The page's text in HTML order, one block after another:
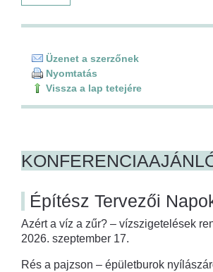
Üzenet a szerzőnek
Nyomtatás
Vissza a lap tetejére
Építész Tervezői
Azért a víz a zűr? – vízszigetelések
2026. szeptember 17.
Rés a pajzson – épületburok